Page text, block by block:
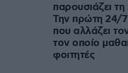
παρουσιάζει
Την πρώτη 24/
που αλλάζει
τον οποίο
φοιτητές